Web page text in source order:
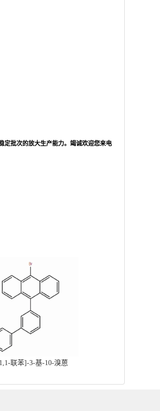
定批次的放大生产能力。竭诚欢迎您来电
联苯]-3-基-10-溴蒽